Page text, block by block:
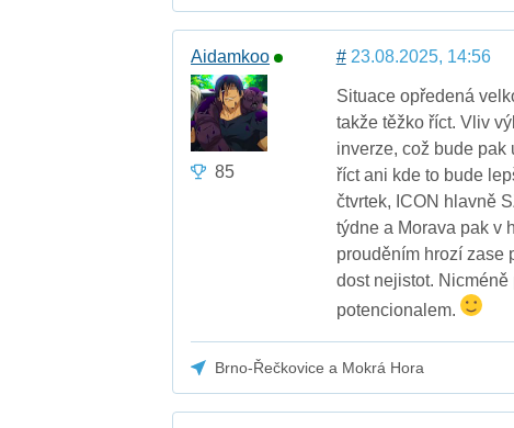
Aidamkoo
85
#23.08.2025, 14:56
Situace opředená
takže těžko říct. Vliv
inverze, což bude pak
říct ani kde to bude
čtvrtek, ICON hlavně
týdne a Morava pak v
prouděním hrozí zase
dost nejistot.
potencionalem.
Brno-Řečkovice a Mokrá Hora